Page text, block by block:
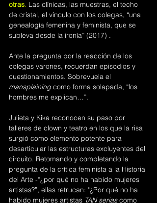
otras. Las clínicas, las muestras, el techo
de cristal, el vínculo con los colegas, “una
genealogía femenina y feminista, que se
subleva desde la ironía” (2017) .
Ante la pregunta por la reacción de los
colegas varones, recuerdan episodios y
cuestionamientos. Sobrevuela el
mansplaining como forma solapada, “los
hombres me explican…”.
Julieta y Kika reconocen su paso por
talleres de clown y teatro en los que la risa
surgió como elemento potente para
desarticular las estructuras excluyentes del
circuito. Retomando y completando la
pregunta de la crítica feminista a la Historia
del Arte -“¿por qué no ha habido mujeres
artistas?”, ellas retrucan: "¿Por qué no ha
habido mujeres artistas TAN serias como